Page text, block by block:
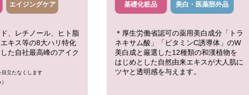
エイジングケア
、レチノール、ヒト脂
キス等の8大ハリ特化
た自社最高峰のアイク
目立たなくします
基礎化粧品 美白・医薬部外品
＊厚生労働省認可の薬用美白成分「トラ
ネキサム酸」「ビタミンC誘導体」のW
美白成と厳選した12種類の和漢植物を
はじめとした自然由来エキスが大人肌に
ツヤと透明感を与えます。